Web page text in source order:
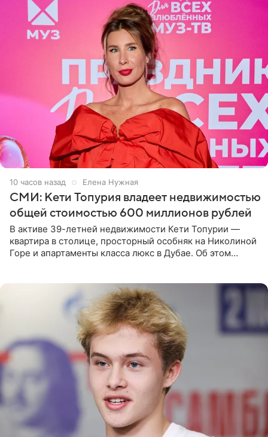
10 часов назад Елена Нужная
СМИ: Кети Топурия владеет недвижимостью
общей стоимостью 600 миллионов рублей
В активе 39-летней недвижимости Кети Топурии —
квартира в столице, просторный особняк на Николиной
Горе и апартаменты класса люкс в Дубае. Об этом